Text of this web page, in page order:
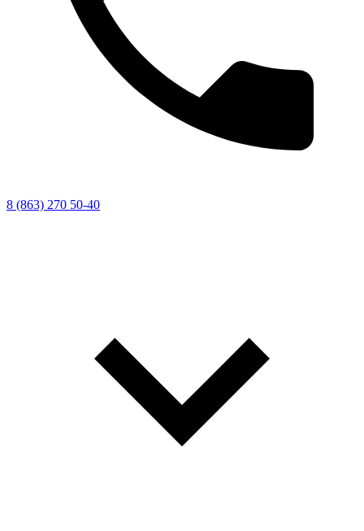
8 (863) 270 50-40